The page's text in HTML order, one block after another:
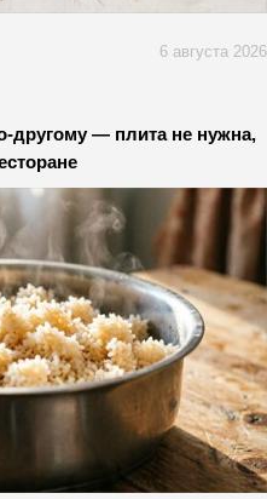
6 августа 2026
— плита не нужна,